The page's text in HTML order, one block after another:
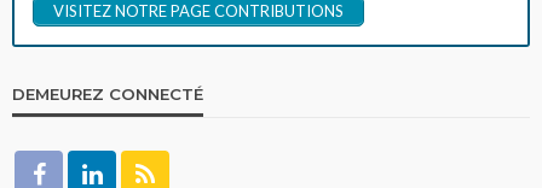
VISITEZ NOTRE PAGE CONTRIBUTIONS
DEMEUREZ CONNECTÉ